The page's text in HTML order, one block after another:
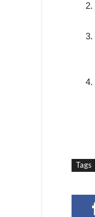
Tags